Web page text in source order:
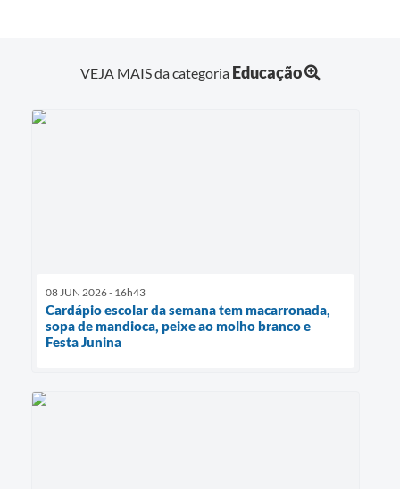
VEJA MAIS da categoria Educação
08 JUN 2026 - 16h43
Cardápio escolar da semana tem macarronada,
sopa de mandioca, peixe ao molho branco e
Festa Junina